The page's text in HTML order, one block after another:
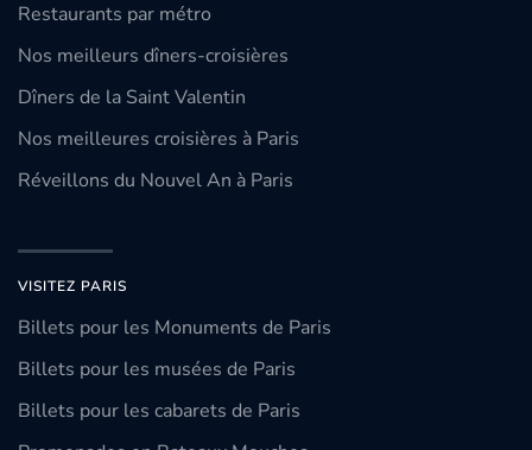
Restaurants par métro
Nos meilleurs dîners-croisières
Dîners de la Saint Valentin
Nos meilleures croisières à Paris
Réveillons du Nouvel An à Paris
VISITEZ PARIS
Billets pour les Monuments de Paris
Billets pour les musées de Paris
Billets pour les cabarets de Paris